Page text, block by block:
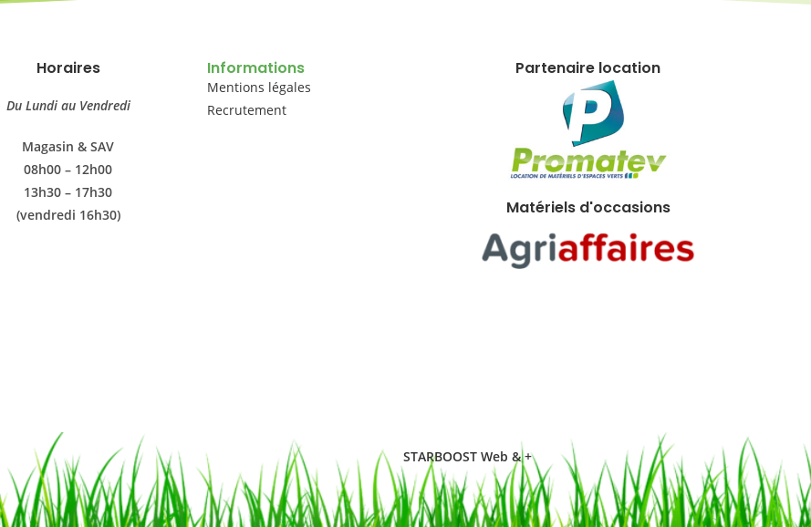
Horaires
Du Lundi au Vendredi
Magasin & SAV
08h00 – 12h00
13h30 – 17h30
(vendredi 16h30)
Informations
Mentions légales
Recrutement
Partenaire location
Matériels d'occasions
STARBOOST Web & +